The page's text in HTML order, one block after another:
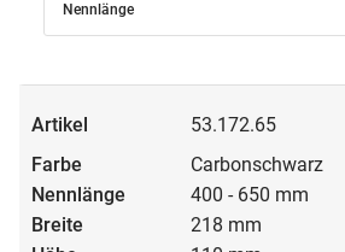
Nennlänge
53.172.65
Carbonschwarz
400 - 650 mm
218 mm